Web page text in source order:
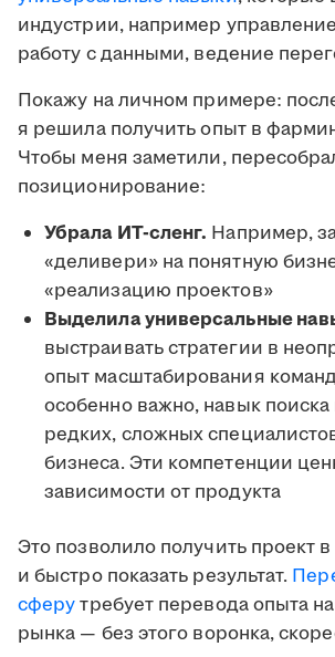
индустрии, например
работу с данными, ведение
Покажу на личном примере:
я решила получить опыт в
Чтобы меня заметили,
позиционирование:
Убрала ИТ-сленг. Например,
«деливери» на понятную
«реализацию проектов»
Выделила универсальные
выстраивать стратегии в
опыт масштабирования
особенно важно, навык
редких, сложных
бизнеса. Эти компетенции
зависимости от продукта
Это позволило получить проект
и быстро показать результат.
сферутребует перевода опыта
рынка — без этого воронка,